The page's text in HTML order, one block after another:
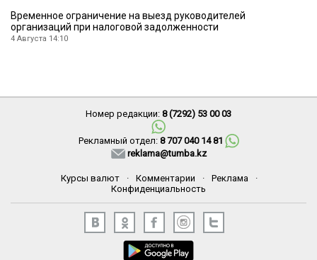
Временное ограничение на выезд руководителей
организаций при налоговой задолженности
4 Августа 14:10
Номер редакции: 8 (7292) 53 00 03
Рекламный отдел: 8 707 040 14 81
reklama@tumba.kz
Курсы валют · Комментарии · Реклама
·
Конфиденциальность